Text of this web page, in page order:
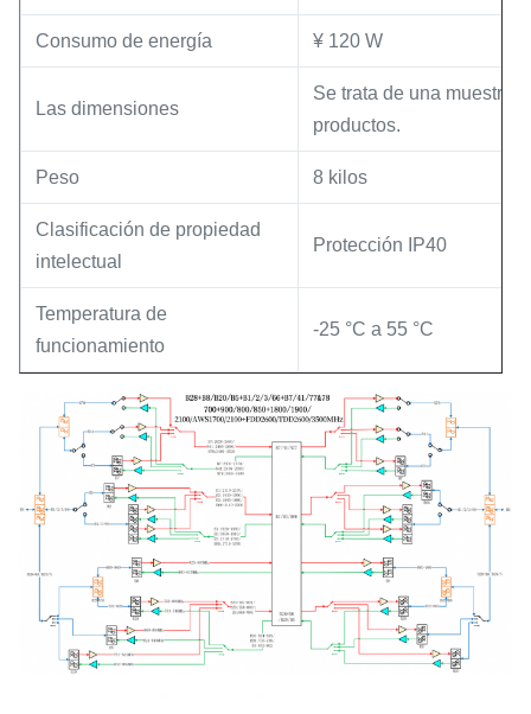
Consumo de energía ¥ 120 W
Las dimensiones
Se trata de una muestra
productos.
Peso 8 kilos
Clasificación de propiedad
intelectual
Protección IP40
Temperatura de
funcionamiento
-25 °C a 55 °C